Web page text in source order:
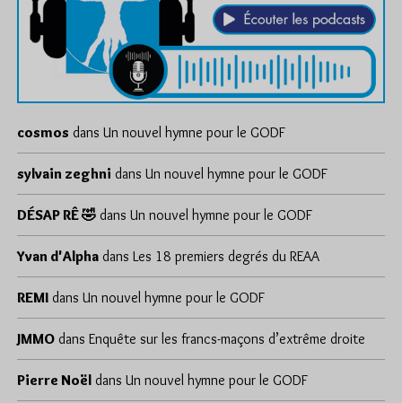
cosmos dans Un nouvel hymne pour le GODF
sylvain zeghni dans Un nouvel hymne pour le GODF
DÉSAP RÊ 🤣 dans Un nouvel hymne pour le GODF
Yvan d'Alpha dans Les 18 premiers degrés du REAA
REMI dans Un nouvel hymne pour le GODF
JMMO dans Enquête sur les francs-maçons d’extrême droite
Pierre Noël dans Un nouvel hymne pour le GODF